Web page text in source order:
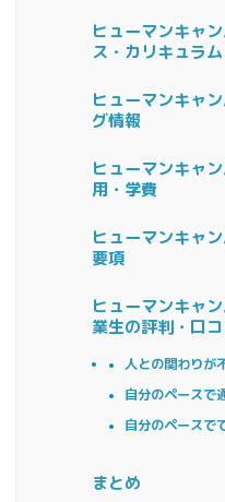
ヒューマンキャ
ス・カリキュラム
ヒューマンキャ
グ情報
ヒューマンキャ
用・学費
ヒューマンキャ
要項
ヒューマンキャ
業生の評判・口
人との関わりが
自分のペースで
自分のペースで
まとめ